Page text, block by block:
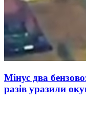
Мінус два
разів уразили